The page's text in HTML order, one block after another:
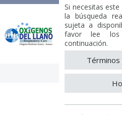
Si necesitas
la búsqueda
sujeta a
favor lee los
continuación.
Términos